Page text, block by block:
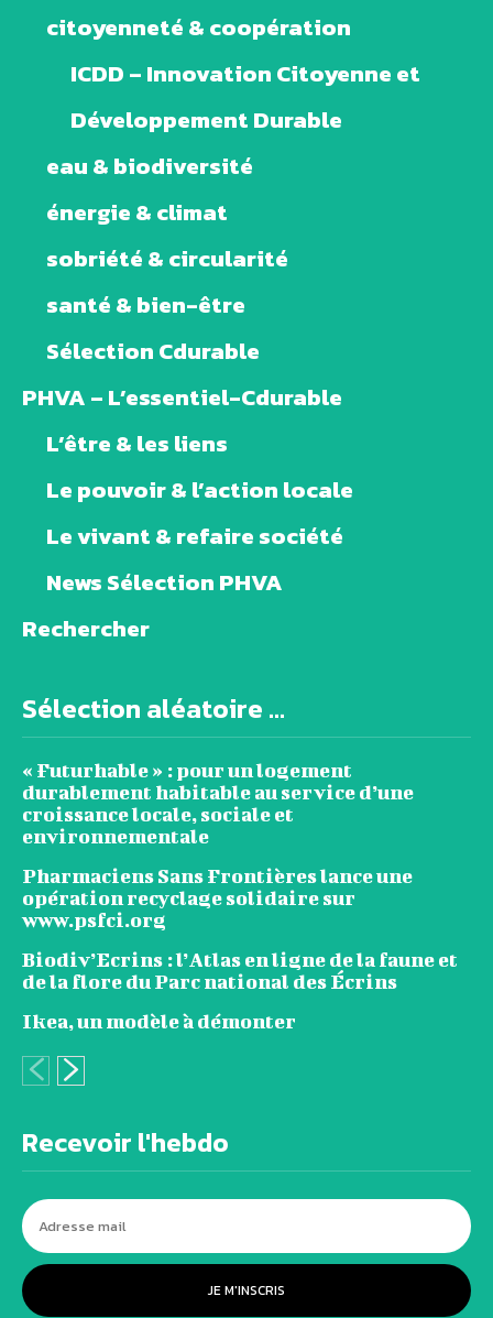
citoyenneté & coopération
ICDD – Innovation Citoyenne et
Développement Durable
eau & biodiversité
énergie & climat
sobriété & circularité
santé & bien-être
Sélection Cdurable
PHVA – L’essentiel-Cdurable
L’être & les liens
Le pouvoir & l’action locale
Le vivant & refaire société
News Sélection PHVA
Rechercher
Sélection aléatoire ...
« Futurhable » : pour un logement
durablement habitable au service d’une
croissance locale, sociale et
environnementale
Pharmaciens Sans Frontières lance une
opération recyclage solidaire sur
www.psfci.org
Biodiv’Ecrins : l’Atlas en ligne de la faune et
de la flore du Parc national des Écrins
Ikea, un modèle à démonter
Recevoir l'hebdo
JE M'INSCRIS